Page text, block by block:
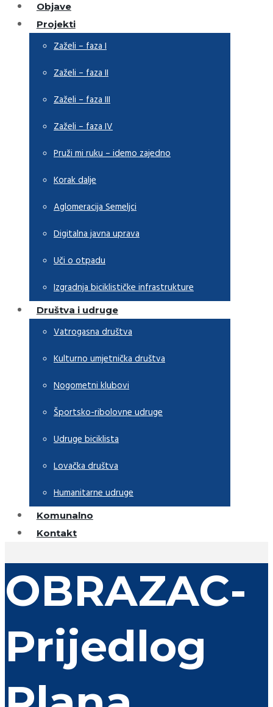
Objave
Projekti
Zaželi – faza I
Zaželi – faza II
Zaželi – faza III
Zaželi – faza IV
Pruži mi ruku – idemo zajedno
Korak dalje
Aglomeracija Semeljci
Digitalna javna uprava
Uči o otpadu
Izgradnja biciklističke infrastrukture
Društva i udruge
Vatrogasna društva
Kulturno umjetnička društva
Nogometni klubovi
Športsko-ribolovne udruge
Udruge biciklista
Lovačka društva
Humanitarne udruge
Komunalno
Kontakt
OBRAZAC-
Prijedlog